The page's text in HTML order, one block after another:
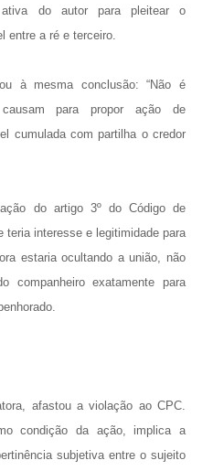
ativa do autor para pleitear o
entre a ré e terceiro.
à mesma conclusão: “Não é
para propor ação de
cumulada com partilha o credor
do artigo 3º do Código de
teria interesse e legitimidade para
estaria ocultando a união, não
companheiro exatamente para
afastou a violação ao CPC.
condição da ação, implica a
subjetiva entre o sujeito